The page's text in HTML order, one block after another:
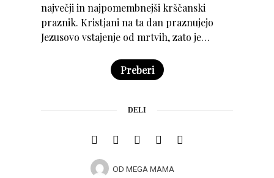
največji in najpomembnejši krščanski
praznik. Kristjani na ta dan praznujejo
Jezusovo vstajenje od mrtvih, zato je…
Preberi
DELI
OD MEGA MAMA